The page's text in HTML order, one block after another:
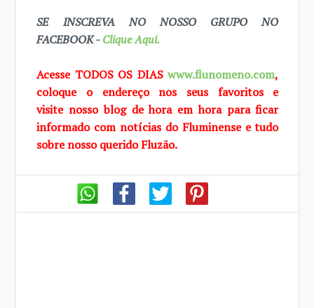
SE INSCREVA NO NOSSO GRUPO NO
FACEBOOK -Clique Aqui.
Acesse TODOS OS DIASwww.flunomeno.com,
coloque o endereço nos seus favoritos e
visite nosso blog de hora em hora para ficar
informado com notícias do Fluminense e tudo
sobrenosso querido Fluzão.